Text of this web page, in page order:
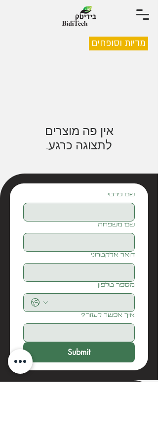
מדיות וסופחים
לתצוגה כרגע.
שם פרטי
שם משפחה
דואר אלקטרוני
מספר טלפון
איך אפשר לעזור?
Submit